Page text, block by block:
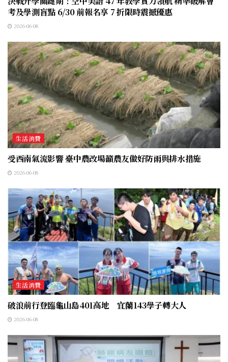
考及學測盲點 6/30 前報名享 7 折限時震撼優惠
2026-06-08
生活消費
受西南氣流影響 臺中農改場籲農友做好防雨與排水措施
2026-06-08
生活消費
破浪前行登臨龜山島401高地 宜蘭143學子轉大人
2026-06-08